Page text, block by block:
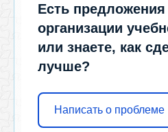
Есть
организации
или знаете, как
лучше?
Написать о проблеме